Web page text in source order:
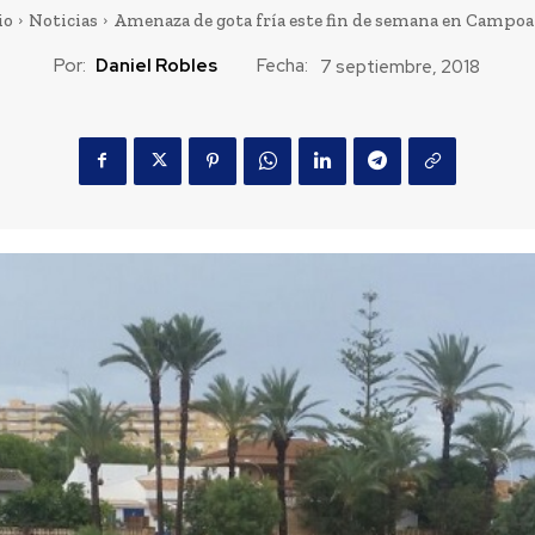
Noticias Amenaza de gota fría este fin de semana en
Por: Daniel Robles Fecha: 7 septiembre, 2018